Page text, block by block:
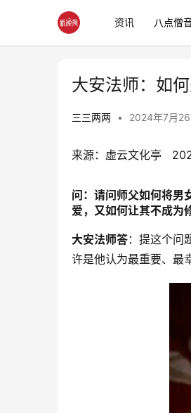
资讯 八点僧
大安法师：如
三三两两 • 2024年7月
来源：虚云文化亭
问： 请问师父如何将男
爱，又如何让其不成为
大安法师答：提这个问
许是他认为最重要、最